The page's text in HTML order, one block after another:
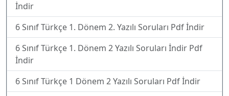
İndir
6 Sınıf Türkçe 1. Dönem 2. Yazılı Soruları Pdf İndir
6 Sınıf Türkçe 1. Dönem 2 Yazılı Soruları İndir Pdf
İndir
6 Sınıf Türkçe 1 Dönem 2 Yazılı Soruları Pdf İndir